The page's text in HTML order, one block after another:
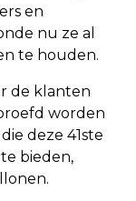
en
nu ze al
te houden.
de klanten
worden
deze 41ste
bieden,